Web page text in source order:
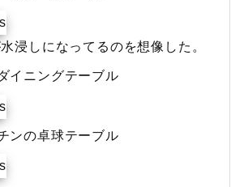
浸しになってるのを想像した。
イニングテーブル
ンの卓球テーブル